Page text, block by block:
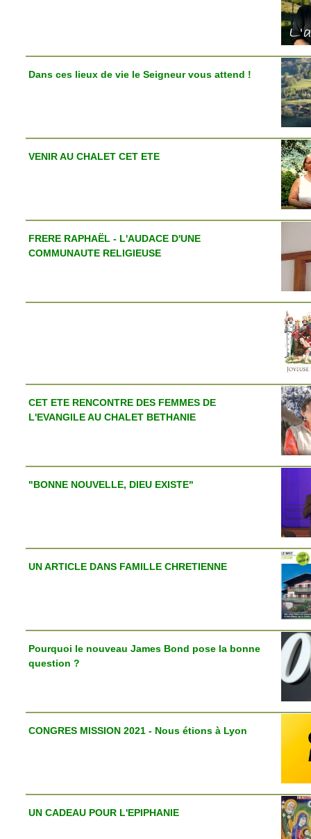
Dans ces lieux de vie le Seigneur vous attend !
VENIR AU CHALET CET ETE
FRERE RAPHAËL - L'AUDACE D'UNE
COMMUNAUTE RELIGIEUSE
CET ETE RENCONTRE DES FEMMES DE
L'EVANGILE AU CHALET BETHANIE
"BONNE NOUVELLE, DIEU EXISTE"
UN ARTICLE DANS FAMILLE CHRETIENNE
Pourquoi le nouveau James Bond pose la bonne
question ?
CONGRES MISSION 2021 - Nous étions à Lyon
UN CADEAU POUR L'EPIPHANIE